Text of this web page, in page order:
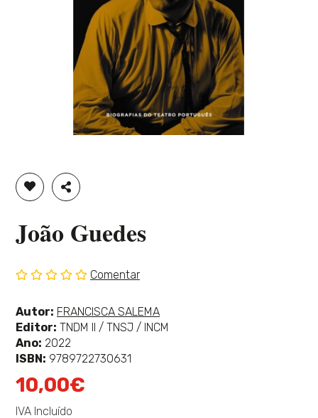
ADICIONAR À LISTA DE DESEJOS
PARTILHAR
João Guedes
classificação
Comentar
Autor: Ver
mais
sobre
FRANCISCA SALEMA
Editor: TNDM II / TNSJ / INCM
Ano: 2022
ISBN: 9789722730631
10,00€
IVA Incluído